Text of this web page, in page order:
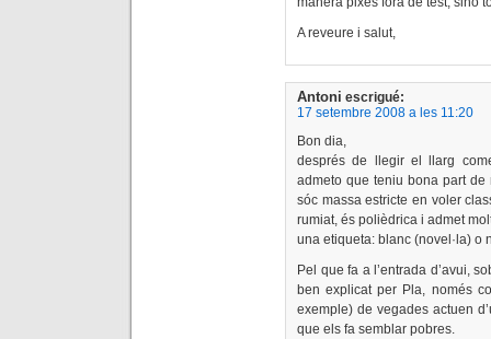
A reveure i salut,
Antoni escrigué:
17 setembre 2008 a les 11:20
Bon dia,
després de llegir el llarg
admeto que teniu bona part
sóc massa estricte en voler
rumiat, és polièdrica i admet
una etiqueta: blanc (novel·la) o
Pel que fa a l’entrada d’avui,
ben explicat per Pla, només
exemple) de vegades actuen
que els fa semblar pobres.